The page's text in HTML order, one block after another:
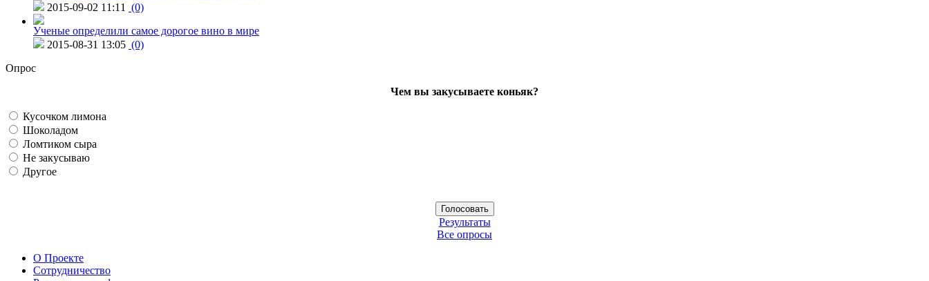
2015-09-02 11:11
(0)
Ученые определили самое дорогое вино в мире
2015-08-31 13:05 (0)
Опрос
Чем вы закусываете коньяк?
Кусочком лимона
Шоколадом
Ломтиком сыра
Не закусываю
Другое
Результаты
Все опросы
О Проекте
Сотрудничество